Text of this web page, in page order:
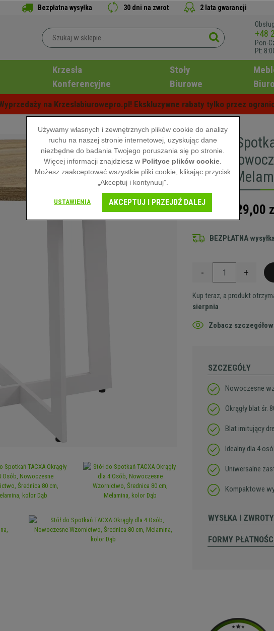
Bezpłatna wysyłka 30 dni na zwrot 2 lata gwarancji
+48
Pon-
Pt:
Krzesła
Konferencyjne
Stoły
Biurowe
na Krzeslabiurowepro.pl! Ekskluzywne rabaty tylko przez
Stół do
Osób,
80 cm,
699,00 zł 529,00
BEZPŁATNA wysyłka
- +
Kup teraz, a produkt
sierpnia
Zobacz
SZCZEGÓŁY
Nowoczesne
Okrągły blat śr.
Blat imitujący
Idealny dla 4
Uniwersalne
Kompaktowe
WYSŁKA I ZWROTY
FORMY
Używamy własnych i zewnętrznych plików cookie do analizy
ruchu na naszej stronie internetowej, uzyskując dane
niezbędne do badania Twojego poruszania się po stronie.
Więcej informacji znajdziesz w Polityce plików cookie
Możesz zaakceptować wszystkie pliki cookie, klikając przycisk
„Akceptuj i kontynuuj”.
USTAWIENIA AKCEPTUJ I PRZEJDŹ DALEJ